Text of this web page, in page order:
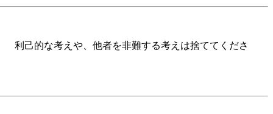
己的な考えや、他者を非難する考えは捨ててくださ